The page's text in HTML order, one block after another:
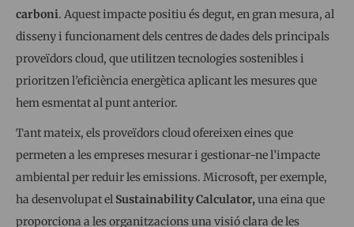
carboni. Aquest impacte positiu és degut, en gran mesura, al
disseny i funcionament dels centres de dades dels principals
proveïdors cloud, que utilitzen tecnologies sostenibles i
prioritzen l’eficiència energètica aplicant les mesures que
hem esmentat al punt anterior.
Tant mateix, els proveïdors cloud ofereixen eines que
permeten a les empreses mesurar i gestionar-ne l’impacte
ambiental per reduir les emissions. Microsoft, per exemple,
ha desenvolupat el Sustainability Calculator, una eina que
proporciona a les organitzacions una visió clara de les